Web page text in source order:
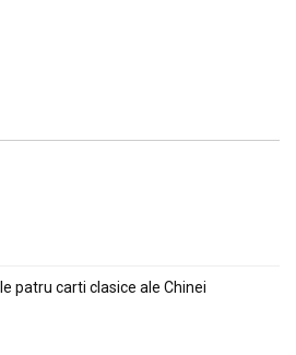
patru carti clasice ale Chinei